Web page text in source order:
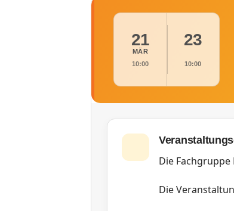
21
MÄR
10:00
23
10:00
Die
Die